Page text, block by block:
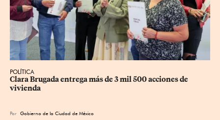
POLÍTICA
Clara Brugada entrega más de 3 mil 500 acciones de
vivienda
Por Gobierno de la Ciudad de México